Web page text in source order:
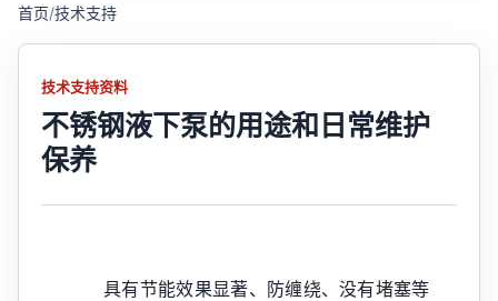
首页/技术支持
技术支持资料
不锈钢液下泵的用途和日常维护
保养
具有节能效果显著、防缠绕、没有堵塞等